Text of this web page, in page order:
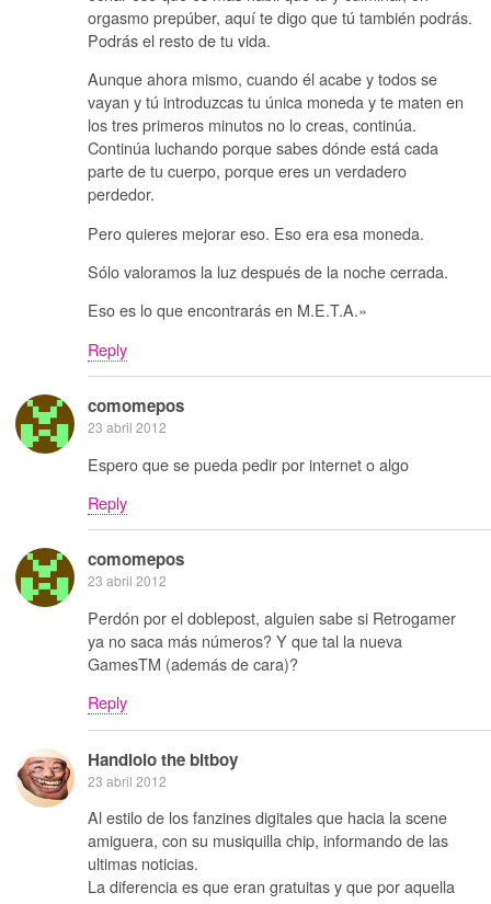
orgasmo prepúber, aquí te digo que tú también podrás.
Podrás el resto de tu vida.
Aunque ahora mismo, cuando él acabe y todos se
vayan y tú introduzcas tu única moneda y te maten en
los tres primeros minutos no lo creas, continúa.
Continúa luchando porque sabes dónde está cada
parte de tu cuerpo, porque eres un verdadero
perdedor.
Pero quieres mejorar eso. Eso era esa moneda.
Sólo valoramos la luz después de la noche cerrada.
Eso es lo que encontrarás en M.E.T.A.»
Reply
comomepos
23 abril 2012
Espero que se pueda pedir por internet o algo
Reply
comomepos
23 abril 2012
Perdón por el doblepost, alguien sabe si Retrogamer
ya no saca más números? Y que tal la nueva
GamesTM (además de cara)?
Reply
Handlolo the bitboy
23 abril 2012
Al estilo de los fanzines digitales que hacia la scene
amiguera, con su musiquilla chip, informando de las
ultimas noticias.
La diferencia es que eran gratuitas y que por aquella